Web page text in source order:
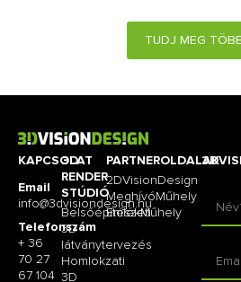
TUDJ MEG
KAPCSOLAT
Email
info@3dvisiondesign.hu
Telefonszám
+ 36
70 27
67 104
3D
RENDER
STÚDIÓ
Belsőépítészeti
3D
látványtervezés
Homlokzati
3D
PARTNEROLDALAK
2DVisionDesign
MeghívóMűhely
EmlékMűhely